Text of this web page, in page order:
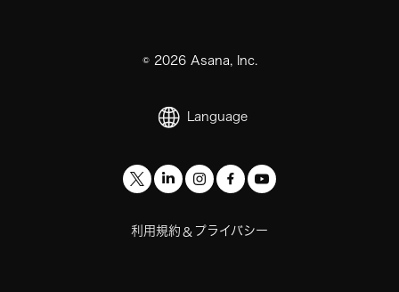
© 2026Asana, Inc.
Language
利用規約 & プライバシー